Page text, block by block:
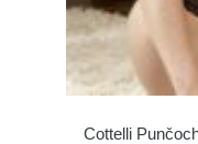
Cottelli